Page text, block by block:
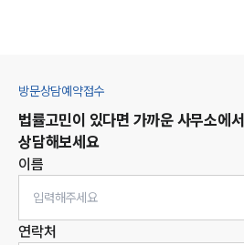
방문상담예약접수
법률고민이 있다면 가까운 사무소에서
상담해보세요
이름
연락처